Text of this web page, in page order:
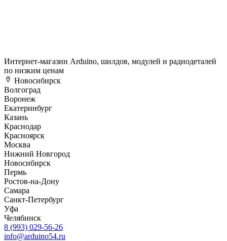
Интернет-магазин Arduino, шилдов, модулей и радиодеталей
по низким ценам
Новосибирск
Волгоград
Воронеж
Екатеринбург
Казань
Краснодар
Красноярск
Москва
Нижний Новгород
Новосибирск
Пермь
Ростов-на-Дону
Самара
Санкт-Петербург
Уфа
Челябинск
8 (993) 029-56-26
info@arduino54.ru